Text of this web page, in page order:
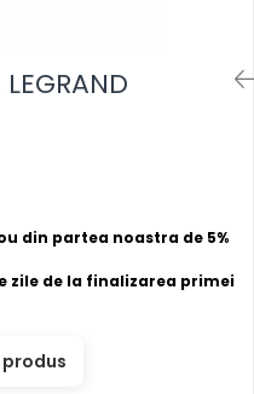
din partea noastra de 5%
zile de la finalizarea primei